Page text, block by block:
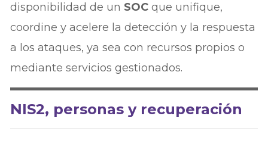
disponibilidad de un SOC que unifique,
coordine y acelere la detección y la respuesta
a los ataques, ya sea con recursos propios o
mediante servicios gestionados.
NIS2, personas y recuperación